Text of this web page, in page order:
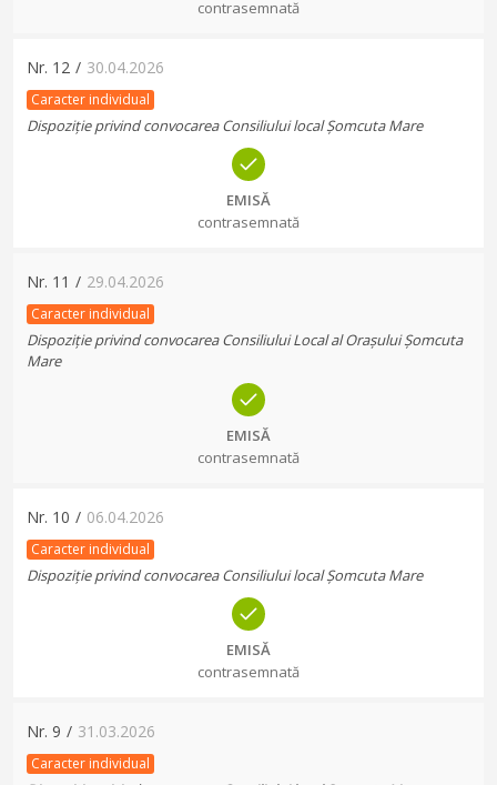
contrasemnată
Nr. 12 / 30.04.2026
Caracter individual
Dispoziție privind convocarea Consiliului local Șomcuta Mare
EMISĂ
contrasemnată
Nr. 11 / 29.04.2026
Caracter individual
Dispoziție privind convocarea Consiliului Local al Orașului Șomcuta
Mare
EMISĂ
contrasemnată
Nr. 10 / 06.04.2026
Caracter individual
Dispoziție privind convocarea Consiliului local Șomcuta Mare
EMISĂ
contrasemnată
Nr. 9 / 31.03.2026
Caracter individual